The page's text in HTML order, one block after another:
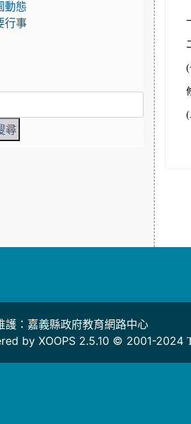
動態
行事
護：嘉義縣政府教育網路中心
by XOOPS 2.5.10 © 2001-2024